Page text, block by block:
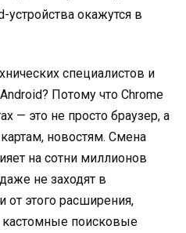
окажутся в
специалистов и
Потому что Chrome
— это не просто браузер, а
новостям. Смена
на сотни миллионов
не заходят в
от этого расширения,
поисковые